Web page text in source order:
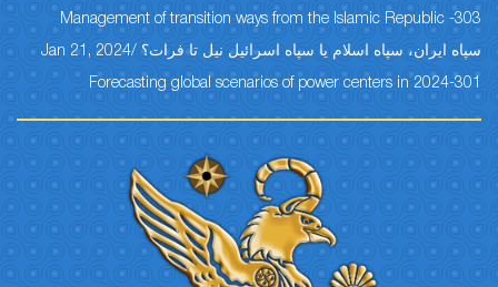
303- Management of transition ways from the Islamic Republic
سپاه ایران، سپاه اسلام یا سپاه اسرائیل نیل تا فرات؟ /Jan 21, 2024
301-Forecasting global scenarios of power centers in 2024